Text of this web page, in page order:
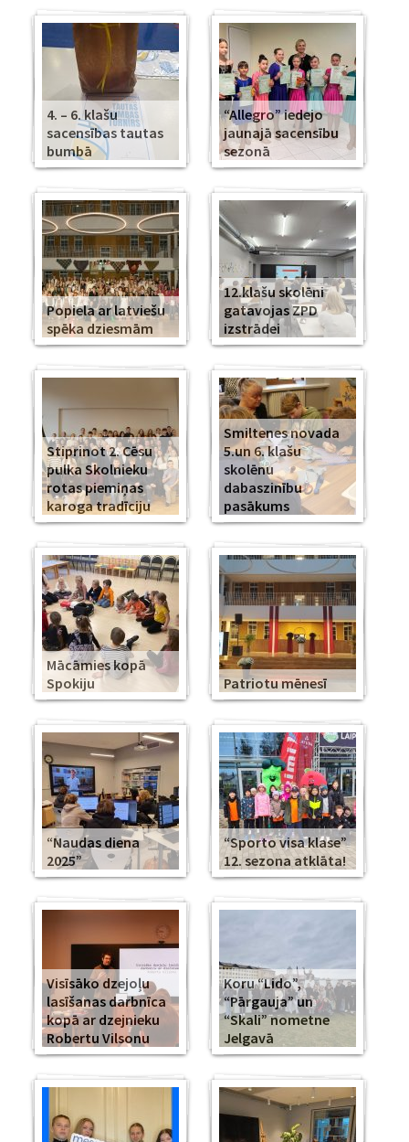
4. – 6. klašu
sacensības tautas
bumbā
“Allegro” iedejo
jaunajā sacensību
sezonā
Popiela ar latviešu
spēka dziesmām
12.klašu skolēni
gatavojas ZPD
izstrādei
Stiprinot 2. Cēsu
pulka Skolnieku
rotas piemiņas
karoga tradīciju
Smiltenes novada
5.un 6. klašu
skolēnu
dabaszinību
pasākums
Mācāmies kopā
Spokiju
Patriotu mēnesī
“Naudas diena
2025”
“Sporto visa klase”
12. sezona atklāta!
Visīsāko dzejoļu
lasīšanas darbnīca
kopā ar dzejnieku
Robertu Vilsonu
Koru “Lido”,
“Pārgauja” un
“Skali” nometne
Jelgavā